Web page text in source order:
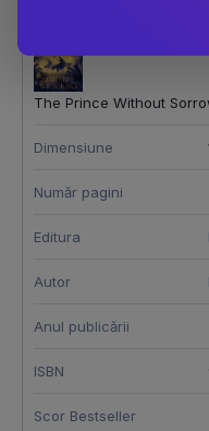
The Prince Without
Dimensiune
Număr pagini
Editura
Autor
Anul publicării
ISBN
Scor Bestseller